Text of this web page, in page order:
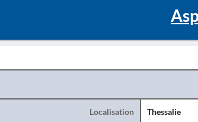
Localisation Thessalie